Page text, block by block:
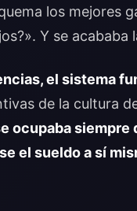
los mejores
Y se acababa
el sistema
de la cultura
ocupaba
el sueldo a sí